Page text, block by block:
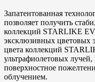
Запатентованная
позволяет получить
коллекций STARLIKE
эксклюзивных цветовых
цвета коллекций
ультрафиолетовых
поверхностное
облучением.